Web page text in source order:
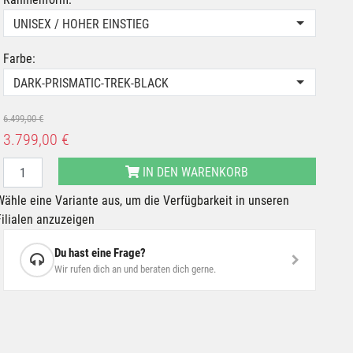
UNISEX / HOHER EINSTIEG
Farbe:
DARK-PRISMATIC-TREK-BLACK
6.499,00 €
3.799,00 €
IN DEN WARENKORB
eine Variante aus, um die Verfügbarkeit in unseren
anzuzeigen
Du hast eine Frage?
Wir rufen dich an und beraten dich gerne.